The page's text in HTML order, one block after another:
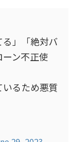
る」「絶対バ
ーン不正使
るため悪質